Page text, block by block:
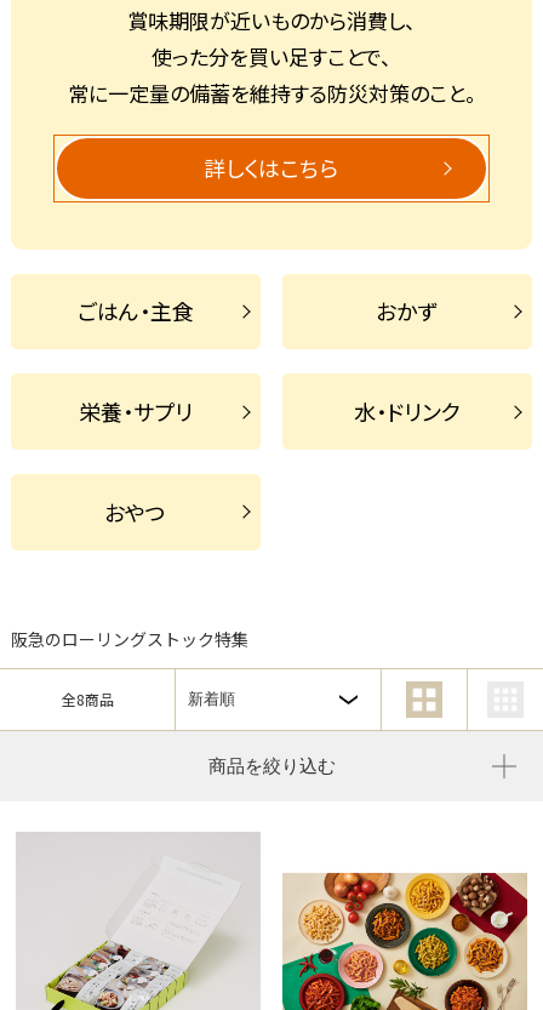
賞味期限が近いものから消費し、
使った分を買い足すことで、
常に一定量の備蓄を維持する防災対策のこと。
詳しくはこちら
ごはん・主食 おかず
栄養・サプリ 水・ドリンク
おやつ
商品を絞り込む
阪急のローリングストック特集
全8商品